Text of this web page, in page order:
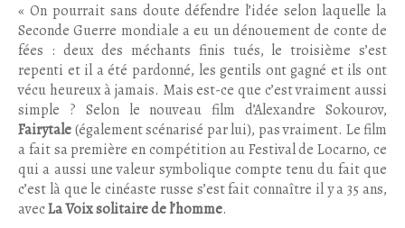
« On pourrait sans doute défendre l’idée selon laquelle la
Seconde Guerre mondiale a eu un dénouement de conte de
fées : deux des méchants finis tués, le troisième s’est
repenti et il a été pardonné, les gentils ont gagné et ils ont
vécu heureux à jamais. Mais est-ce que c’est vraiment aussi
simple ? Selon le nouveau film d’Alexandre Sokourov,
Fairytale(également scénarisé par lui), pas vraiment. Le film
a fait sa première en compétition au Festival de Locarno, ce
qui a aussi une valeur symbolique compte tenu du fait que
c’est là que le cinéaste russe s’est fait connaître il y a 35 ans,
avecLa Voix solitaire de l’homme.